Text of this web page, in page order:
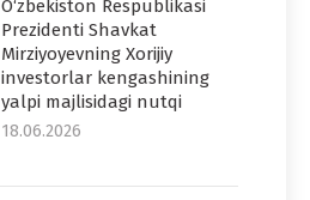
O‘zbekiston Respublikasi
Prezidenti Shavkat
Mirziyoyevning Xorijiy
investorlar kengashining
yalpi majlisidagi nutqi
18.06.2026